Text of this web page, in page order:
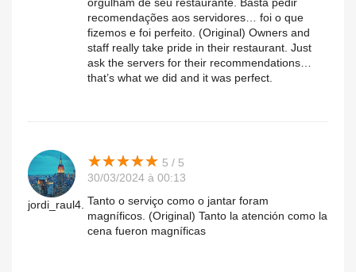
recomendações aos servidores… foi o que
fizemos e foi perfeito. (Original) Owners and
staff really take pride in their restaurant. Just
ask the servers for their recommendations…
that’s what we did and it was perfect.
jordi_raul4.
★★★★★
★★★★★ 5 / 5
30/03/2024 à 00:13
Tanto o serviço como o jantar foram
magníficos. (Original) Tanto la atención como la
cena fueron magníficas